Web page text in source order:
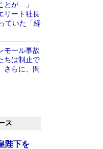
ことが…」
リート社長
ていた「経
モール事故
ちは制止で
さらに、間
ス
陛下を